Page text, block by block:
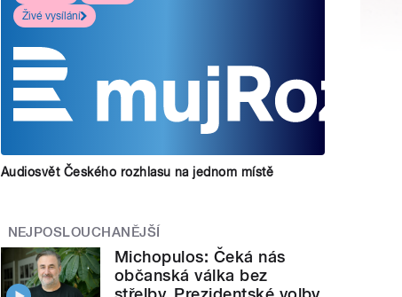
Živé vysílání
Audiosvět Českého rozhlasu na jednom místě
NEJPOSLOUCHANĚJŠÍ
Michopulos: Čeká nás
občanská válka bez